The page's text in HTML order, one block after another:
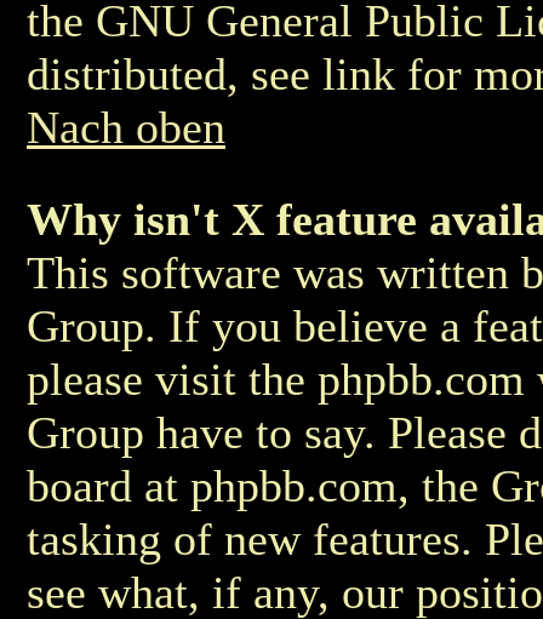
the GNU General Public
distributed, see link for
Nach oben
Why isn't X feature
This software was written
Group. If you believe a
please visit the
Group have to say. Please
board at phpbb.com, the
tasking of new features.
see what, if any, our